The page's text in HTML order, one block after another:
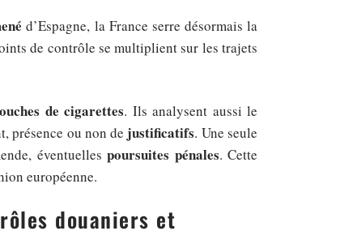
d’Espagne, la France serre désormais la
de contrôle se multiplient sur les trajets
de cigarettes. Ils analysent aussi le
présence ou non de justificatifs. Une seule
éventuellespoursuites pénales. Cette
européenne.
douaniers et